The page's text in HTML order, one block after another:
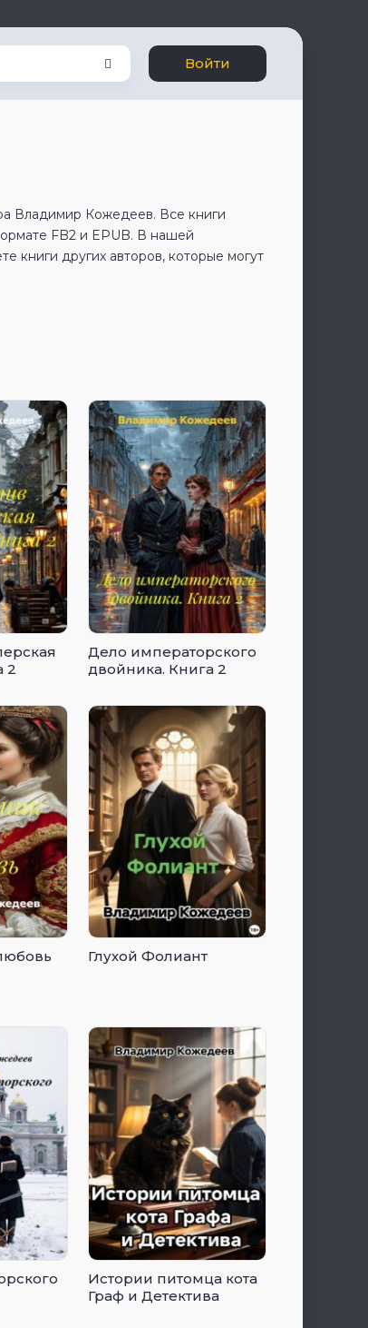
Войти
Владимир Кожедеев. Все книги
FB2 и EPUB. В нашей
книги других авторов, которые могут
2
Дело императорского
двойника. Книга 2
Глухой Фолиант
Истории питомца кота
Граф и Детектива